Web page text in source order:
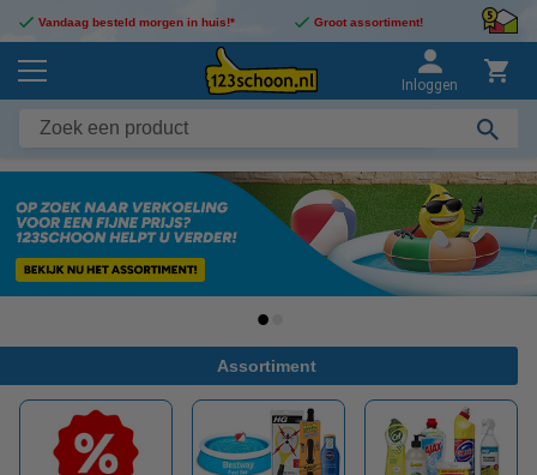
Vandaag besteld morgen in huis!* Groot assortiment!
Inloggen
Assortiment